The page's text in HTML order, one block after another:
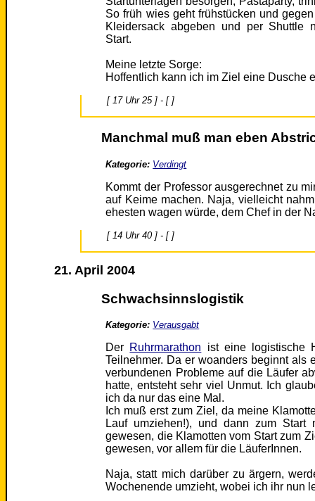
So früh wies geht frühstücken und
Kleidersack abgeben und per Shuttle
Start.
Meine letzte Sorge:
Hoffentlich kann ich im Ziel eine Dusche
[ 17 Uhr 25 ] - [ ]
Manchmal muß man eben
Kategorie: Verdingt
Kommt der Professor ausgerechnet zu
auf Keime machen. Naja, vielleicht
ehesten wagen würde, dem Chef in der
[ 14 Uhr 40 ] - [ ]
21. April 2004
Schwachsinnslogistik
Kategorie: Verausgabt
Der Ruhrmarathon ist eine logistische
Teilnehmer. Da er woanders beginnt als
verbundenen Probleme auf die Läufer
hatte, entsteht sehr viel Unmut. Ich
ich da nur das eine Mal.
Ich muß erst zum Ziel, da meine
Lauf umziehen!), und dann zum Start
gewesen, die Klamotten vom Start zum
gewesen, vor allem für die LäuferInnen.
Naja, statt mich darüber zu ärgern,
Wochenende umzieht, wobei ich ihr nun